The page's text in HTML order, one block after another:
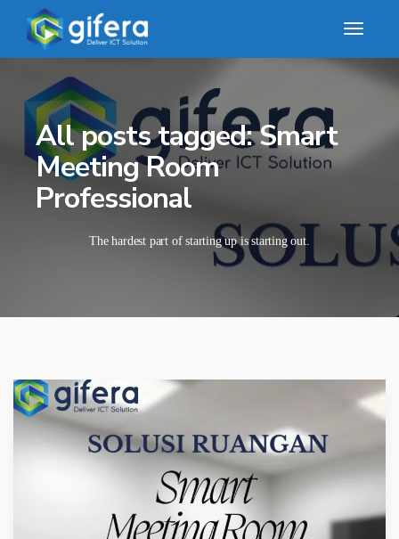
All posts tagged: Smart
Meeting Room
Professional
The hardest part of starting up is starting out.